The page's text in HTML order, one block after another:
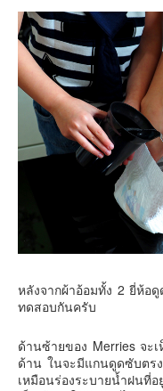
Beauty Review
รีวิวสายการบิน
Products & Applications
Events & PR News
About Us
Contact & Support Us
หลังจากผ้าอ้อมทั้ง 2 ยี่ห้อ
ทดสอบกันครับ
ด้านซ้ายของ Merries จะ
ด้าน ในจะมีแกนดูดซับตร
เหมือนร่องระบายน้ำฝนที่